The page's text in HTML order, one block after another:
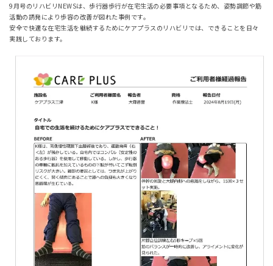
リクルート
9月号のリハビリNEWSは、歩行器歩行が在宅生活の必要事項となるため、姿勢調節や筋
活動の誘発により歩容の改善が図れた事例です。
安全で快適な在宅生活を継続するためにケアプラスのリハビリでは、できることを日々
実践しております。